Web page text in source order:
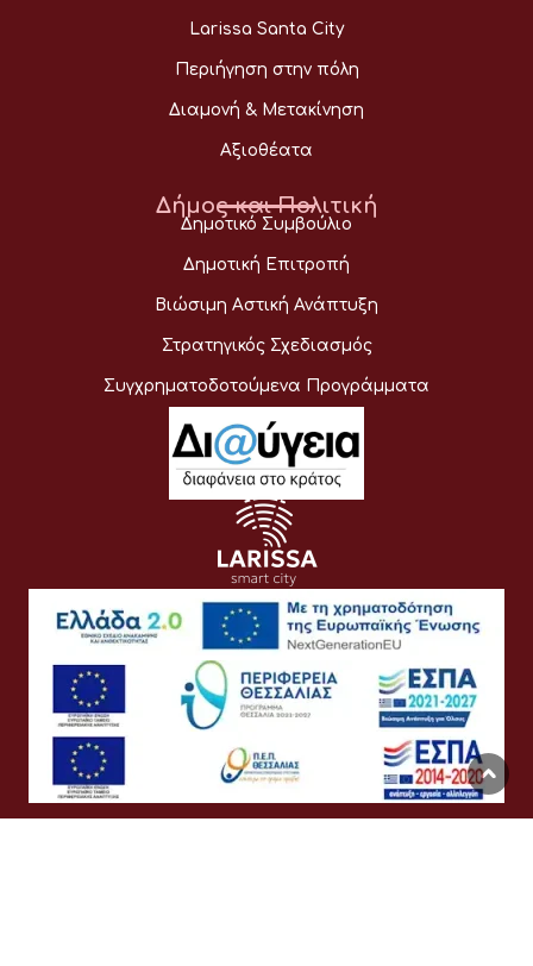
Larissa Santa City
Περιήγηση στην πόλη
Διαμονή & Μετακίνηση
Αξιοθέατα
Δήμος και Πολιτική
Δημοτικό Συμβούλιο
Δημοτική Επιτροπή
Βιώσιμη Αστική Ανάπτυξη
Στρατηγικός Σχεδιασμός
Συγχρηματοδοτούμενα Προγράμματα